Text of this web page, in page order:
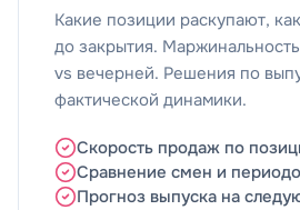
Какие позиции раскупают,
до закрытия.
vs вечерней. Решения по
фактической динамики.
Скорость продаж по
Сравнение смен и
Прогноз выпуска на